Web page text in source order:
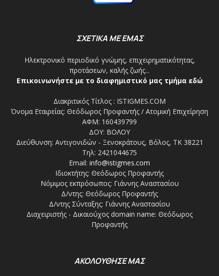
ΣΧΕΤΙΚΑ ΜΕ ΕΜΑΣ
Ηλεκτρονικό περιοδικό γνώμης, επιχειρηματικότητας,
προτάσεων, καλής ζωής...
Επικοινωνήστε με το διαφημιστικό μας τμήμα εδώ
Διακριτικός Τίτλος : ISTIGMES.COM
Όνομα Εταιρείας: Θεόδωρος Προφαντής / Ατομική Επιχείρηση
ΑΦΜ: 160439799
ΔΟΥ: ΒΟΛΟΥ
Διεύθυνση: Αντιγονιδών - Ξενοκράτους, Βόλος, ΤΚ 38221
Τηλ: 2421044675
Email: info@istigmes.com
Ιδιοκτήτης: Θεόδωρος Προφαντής
Νόμιμος εκπρόσωπος: Γιάννης Αναστασίου
Δ/ντης: Θεόδωρος Προφαντής
Δ/ντης Σύνταξης: Γιάννης Αναστασίου
Διαχειριστής - Δικαιούχος domain name: Θεόδωρος
Προφαντής
ΑΚΟΛΟΥΘΗΣΕ ΜΑΣ